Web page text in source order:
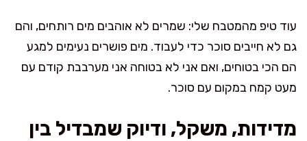
עוד טיפ מהמטבח שלי: שמרים לא אוהבים מים רותחים, והם
גם לא חייבים סוכר כדי לעבוד. מים פושרים נעימים למגע
הם הכי בטוחים, ואם אני לא בטוחה אני מערבבת קודם עם
מעט קמח במקום עם סוכר.
מדידות, משקל, ודיוק שמבדיל בין